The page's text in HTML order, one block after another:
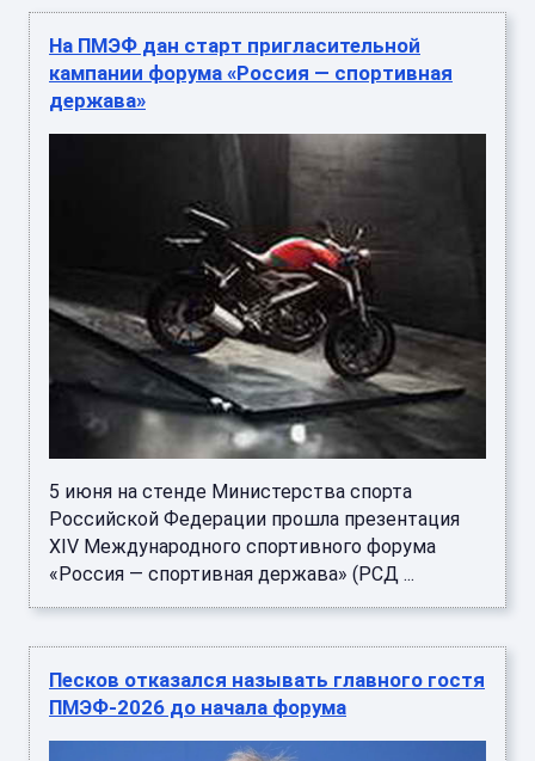
На ПМЭФ дан старт пригласительной
кампании форума «Россия — спортивная
держава»
5 июня на стенде Министерства спорта
Российской Федерации прошла презентация
XIV Международного спортивного форума
«Россия — спортивная держава» (РСД ...
Песков отказался называть главного гостя
ПМЭФ-2026 до начала форума